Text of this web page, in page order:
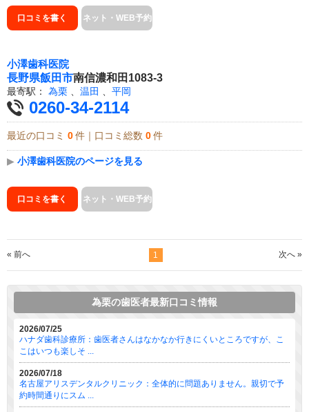
口コミを書く ネット・WEB予約
小澤歯科医院
長野県飯田市南信濃和田1083-3
最寄駅： 為栗 温田 平岡
0260-34-2114
最近の口コミ 0 件｜口コミ総数 0 件
▶ 小澤歯科医院のページを見る
口コミを書く ネット・WEB予約
« 前へ 1 次へ »
為栗の歯医者最新口コミ情報
2026/07/25
ハナダ歯科診療所：歯医者さんはなかなか行きにくいところですが、こ
こはいつも楽しそ ...
2026/07/18
名古屋アリスデンタルクリニック：全体的に問題ありません。親切で予
約時間通りにスム ...